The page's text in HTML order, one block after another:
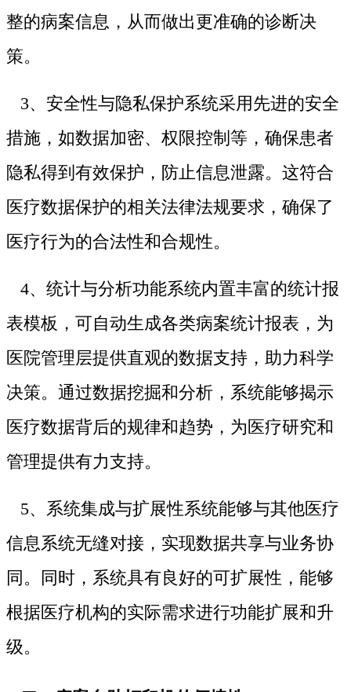
整的病案信息，从而做出更准确的诊断决
策。
3、安全性与隐私保护系统采用先进的安全
措施，如数据加密、权限控制等，确保患者
隐私得到有效保护，防止信息泄露。这符合
医疗数据保护的相关法律法规要求，确保了
医疗行为的合法性和合规性。
4、统计与分析功能系统内置丰富的统计报
表模板，可自动生成各类病案统计报表，为
医院管理层提供直观的数据支持，助力科学
决策。通过数据挖掘和分析，系统能够揭示
医疗数据背后的规律和趋势，为医疗研究和
管理提供有力支持。
5、系统集成与扩展性系统能够与其他医疗
信息系统无缝对接，实现数据共享与业务协
同。同时，系统具有良好的可扩展性，能够
根据医疗机构的实际需求进行功能扩展和升
级。